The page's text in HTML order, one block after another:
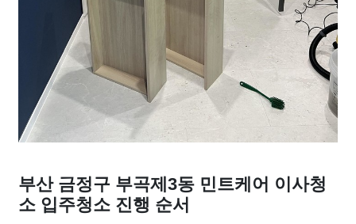
부산 금정구 부곡제3동 민트케어 이사청
소 입주청소 진행 순서